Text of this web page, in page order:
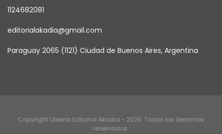
1124682081
editorialakadia@gmail.com
Paraguay 2065 (1121) Ciudad de Buenos Aires, Argentina
Copyright Libreria Editorial Akadia - 2026. Todos los derechos
reservados.